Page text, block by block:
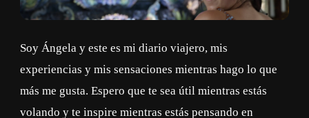
Soy Ángela y este es mi diario viajero, mis
experiencias y mis sensaciones mientras hago lo que
más me gusta. Espero que te sea útil mientras estás
volando y te inspire mientras estás pensando en